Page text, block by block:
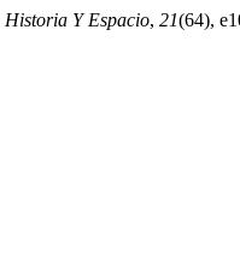
Historia Y Espacio, 21(64),